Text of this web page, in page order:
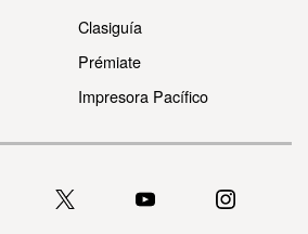
Clasiguía
Prémiate
Impresora Pacífico